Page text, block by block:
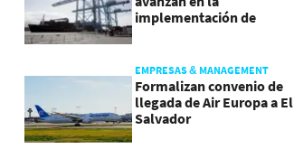
implementación de
EMPRESAS & MANAGEMENT
Formalizan convenio de
llegada de Air Europa a El
Salvador